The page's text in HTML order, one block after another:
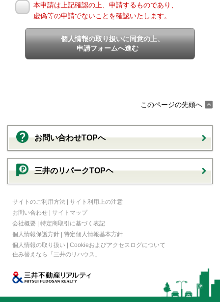
本申請は上記確認の上、申請するものであり、
虚偽等の申請でないことを確認いたします。
個人情報の取り扱いに同意の上、
申請フォームへ進む
このページの先頭へ
お問い合わせTOPへ
三井のリパークTOPヘ
サイトのご利用方法 | サイト利用上の注意
お問い合わせ | サイトマップ
会社概要 | 特定商取引に基づく表記
個人情報保護方針 | 特定個人情報基本方針
個人情報の取り扱い | Cookieおよびアクセスログについて
住み替えなら
「三井のリハウス」